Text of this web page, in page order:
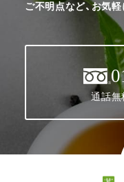
ご不明点など、お気
通話